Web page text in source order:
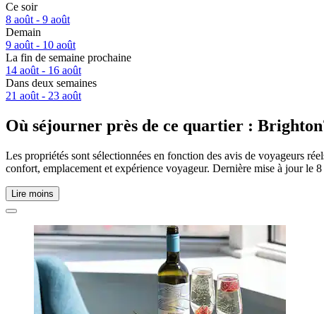
Ce soir
8 août - 9 août
Demain
9 août - 10 août
La fin de semaine prochaine
14 août - 16 août
Dans deux semaines
21 août - 23 août
Où séjourner près de ce quartier :
Les propriétés sont sélectionnées en fonction des avis de voyageurs
confort, emplacement et expérience voyageur. Dernière mise à jour le 8
Lire moins